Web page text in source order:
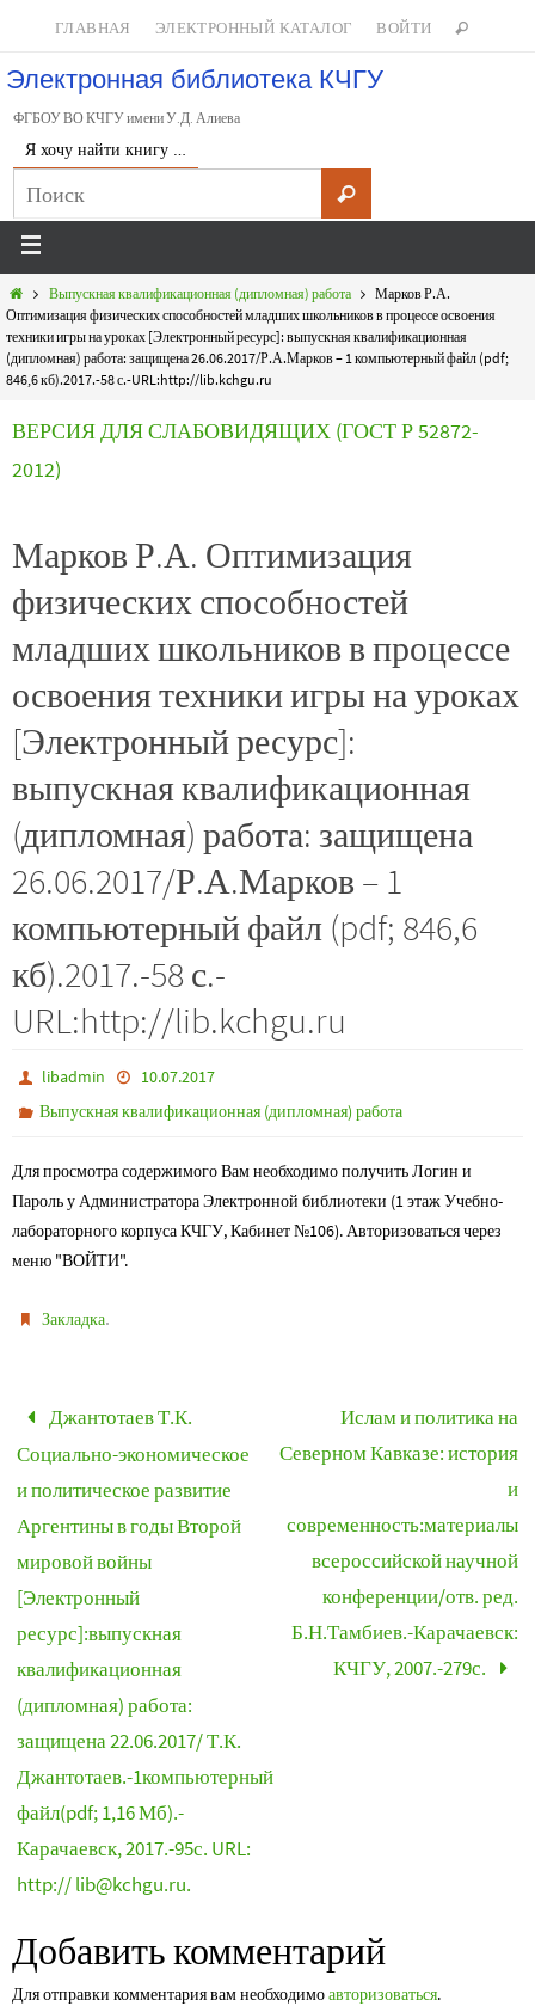
ГЛАВНАЯ ЭЛЕКТРОННЫЙ КАТАЛОГ ВОЙТИ
Электронная библиотека КЧГУ
ФГБОУ ВО КЧГУ имени У.Д. Алиева
Я хочу найти книгу …
Выпускная квалификационная (дипломная) работа
Марков Р.А.
Оптимизация физических способностей младших школьников в процессе освоения
техники игры на уроках [Электронный ресурс]: выпускная квалификационная
(дипломная) работа: защищена 26.06.2017/Р.А.Марков – 1 компьютерный файл (pdf;
846,6 кб).2017.-58 с.-URL:http://lib.kchgu.ru
ВЕРСИЯ ДЛЯ СЛАБОВИДЯЩИХ (ГОСТ Р 52872-
2012)
Марков Р.А. Оптимизация
физических способностей
младших школьников в процессе
освоения техники игры на уроках
[Электронный ресурс]:
выпускная квалификационная
(дипломная) работа: защищена
26.06.2017/Р.А.Марков – 1
компьютерный файл (pdf; 846,6
кб).2017.-58 с.-
URL:http://lib.kchgu.ru
libadmin
10.07.2017
Выпускная квалификационная (дипломная) работа
Для просмотра содержимого Вам необходимо получить Логин и
Пароль у Администратора Электронной библиотеки (1 этаж Учебно-
лабораторного корпуса КЧГУ, Кабинет №106). Авторизоваться через
меню "ВОЙТИ".
Закладка.
Джантотаев Т.К.
Социально-экономическое
и политическое развитие
Аргентины в годы Второй
мировой войны
[Электронный
ресурс]:выпускная
квалификационная
(дипломная) работа:
защищена 22.06.2017/ Т.К.
Джантотаев.-1компьютерный
файл(pdf; 1,16 Мб).-
Карачаевск, 2017.-95с. URL:
http:// lib@kchgu.ru.
Ислам и политика на
Северном Кавказе: история
и
современность:материалы
всероссийской научной
конференции/отв. ред.
Б.Н.Тамбиев.-Карачаевск:
КЧГУ, 2007.-279с.
Добавить комментарий
Для отправки комментария вам необходимоавторизоваться.